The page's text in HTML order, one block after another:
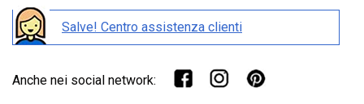
Salve! Centro assistenza clienti
Anche nei social network: